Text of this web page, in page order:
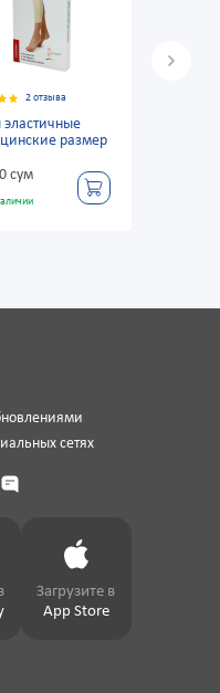
2 отзыва
эластичные
размер
сум
сетях
Загрузите в
App Store